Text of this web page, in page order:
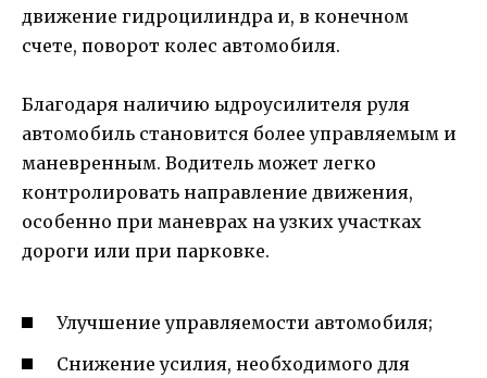
движение гидроцилиндра и, в конечном
счете, поворот колес автомобиля.
Благодаря наличию ыдроусилителя руля
автомобиль становится более управляемым и
маневренным. Водитель может легко
контролировать направление движения,
особенно при маневрах на узких участках
дороги или при парковке.
Улучшение управляемости автомобиля;
Снижение усилия, необходимого для